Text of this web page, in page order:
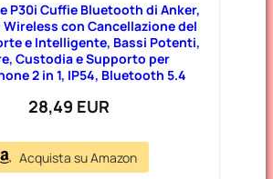
P30i Cuffie Bluetooth di Anker,
con Cancellazione del
e Intelligente, Bassi Potenti,
Custodia e Supporto per
2 in 1, IP54, Bluetooth 5.4
28,49 EUR
Acquista su Amazon